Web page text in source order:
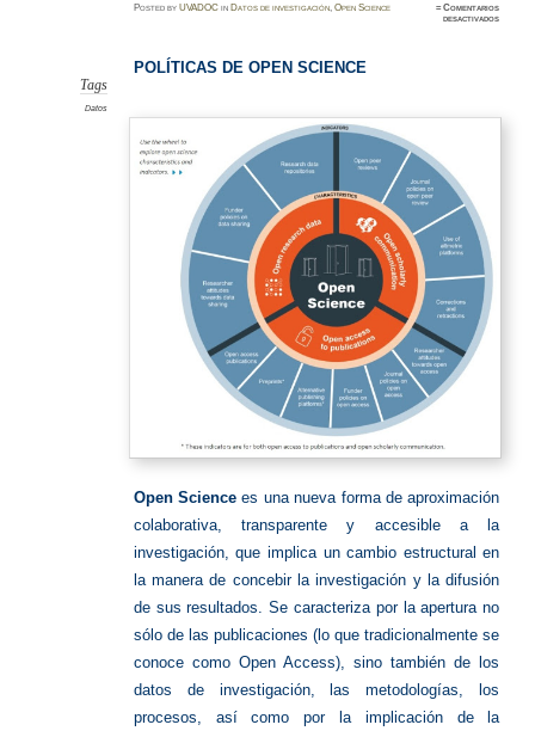
PostedbyUVADOC in Datos de investigación,Open Science ≈Comentarios
desactivadosen
Tags
Datos
POLÍTICAS DE OPEN SCIENCE
Open Science es una nueva forma de aproximación
colaborativa, transparente y accesible a la
investigación, que implica un cambio estructural en
la manera de concebir la investigación y la difusión
de sus resultados. Se caracteriza por la apertura no
sólo de las publicaciones (lo que tradicionalmente se
conoce como Open Access), sino también de los
datos de investigación, las metodologías, los
procesos, así como por la implicación de la